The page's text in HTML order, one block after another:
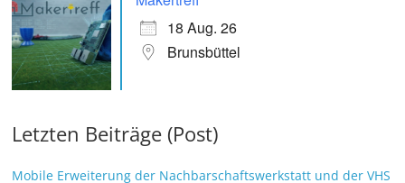
18 Aug. 26
Brunsbüttel
Letzten Beiträge (Post)
Mobile Erweiterung der Nachbarschaftswerkstatt und der VHS